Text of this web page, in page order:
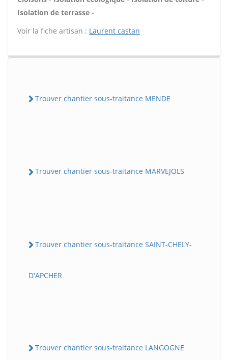
Isolation de terrasse -
Voir la fiche artisan : Laurent castan
Trouver chantier sous-traitance MENDE
Trouver chantier sous-traitance MARVEJOLS
Trouver chantier sous-traitance SAINT-CHELY-
D'APCHER
Trouver chantier sous-traitance LANGOGNE